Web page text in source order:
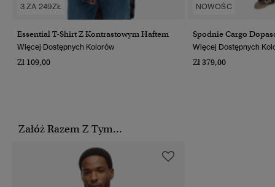
3 ZA 249ZŁ
Essential T-Shirt Z Kontrastowym Haftem
Więcej Dostępnych Kolorów
Zł 109,00
NOWOŚC
Spodnie Cargo
Więcej Dostępnych
Zł 379,00
Załóż Razem Z Tym...